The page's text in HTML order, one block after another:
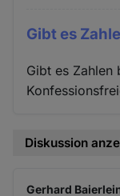
Gibt es
Gibt es Zahlen
Diskussion
Gerhard